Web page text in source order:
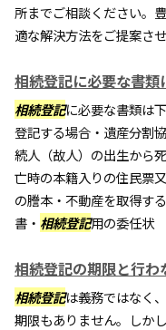
所までご相談ください。
適な解決方法をご提案さ
相続登記に必要な書類
相続登記に必要な書類は
登記する場合・遺産分割
続人（故人）の出生から
亡時の本籍入りの住民票
の謄本・不動産を取得す
書・ 相続登記用の委任状
相続登記の期限と行わ
相続登記は義務ではなく
期限もありません。しか